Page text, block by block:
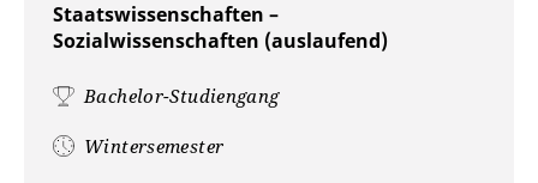
Staatswissenschaften –
Sozialwissenschaften (auslaufend)
Bachelor-Studiengang
Wintersemester